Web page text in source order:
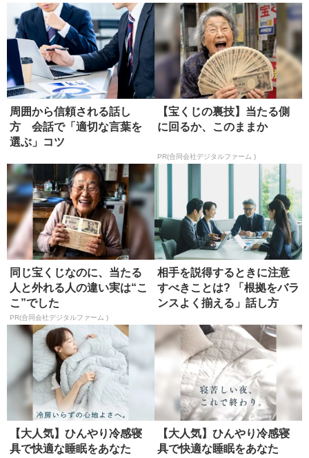
周囲から信頼される話し
方 会話で「適切な言葉を
選ぶ」コツ
【宝くじの裏技】当たる側
に回るか、このままか
PR(合同会社デジタルファーム )
同じ宝くじなのに、当たる
人と外れる人の違い実は“こ
こ”でした
PR(合同会社デジタルファーム )
相手を説得するときに注意
すべきことは? 「根拠をバラ
ンスよく揃える」話し方
【大人気】ひんやり冷感寝
具で快適な睡眠をあなた
【大人気】ひんやり冷感寝
具で快適な睡眠をあなた